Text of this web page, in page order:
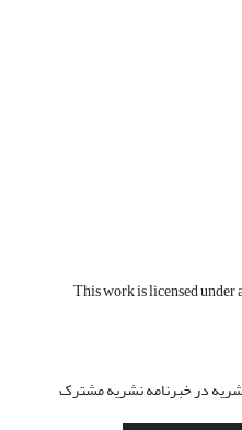
This work is licensed under
در خبرنامه نشریه مشترک